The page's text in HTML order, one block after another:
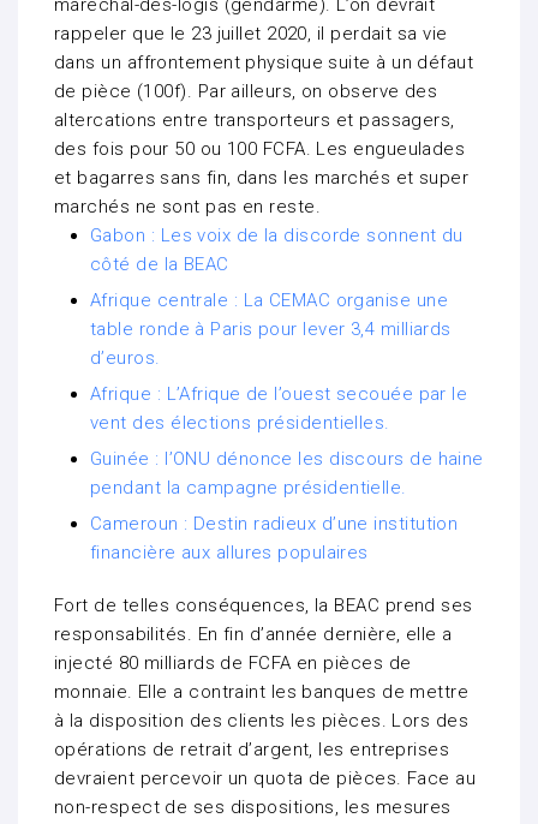
maréchal-des-logis (gendarme). L’on devrait
rappeler que le 23 juillet 2020, il perdait sa vie
dans un affrontement physique suite à un défaut
de pièce (100f). Par ailleurs, on observe des
altercations entre transporteurs et passagers,
des fois pour 50 ou 100 FCFA. Les engueulades
et bagarres sans fin, dans les marchés et super
marchés ne sont pas en reste.
Gabon : Les voix de la discorde sonnent du
côté de la BEAC
Afrique centrale : La CEMAC organise une
table ronde à Paris pour lever 3,4 milliards
d’euros.
Afrique : L’Afrique de l’ouest secouée par le
vent des élections présidentielles.
Guinée : l’ONU dénonce les discours de haine
pendant la campagne présidentielle.
Cameroun : Destin radieux d’une institution
financière aux allures populaires
Fort de telles conséquences, la BEAC prend ses
responsabilités. En fin d’année dernière, elle a
injecté 80 milliards de FCFA en pièces de
monnaie. Elle a contraint les banques de mettre
à la disposition des clients les pièces. Lors des
opérations de retrait d’argent, les entreprises
devraient percevoir un quota de pièces. Face au
non-respect de ses dispositions, les mesures